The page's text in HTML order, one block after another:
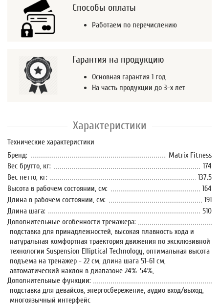
Способы оплаты
Работаем по перечислению
Гарантия на продукцию
Основная гарантия 1 год
На часть продукции до 3-х лет
Характеристики
Технические характеристики
Бренд:
Matrix Fitness
Вес брутто, кг:
174
Вес нетто, кг:
137.5
Высота в рабочем состоянии, см:
164
Длина в рабочем состоянии, см:
191
Длина шага:
510
Дополнительные особенности тренажера:
подставка для принадлежностей, высокая плавность хода и
натуральная комфортная траектория движения по эксклюзивной
технологии Suspension Elliptical Technology, оптимальная высота
подъема на тренажер - 22 см, длина шага 51-61 см,
автоматический наклон в диапазоне 24%-54%,
Дополнительные функции:
подставка для девайсов, энергосбережение, аудио вход/выход,
многоязычный интерфейс